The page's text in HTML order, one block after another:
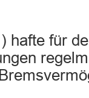
hafte für